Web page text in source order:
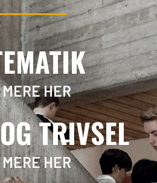
HER
TRIVSEL
HER